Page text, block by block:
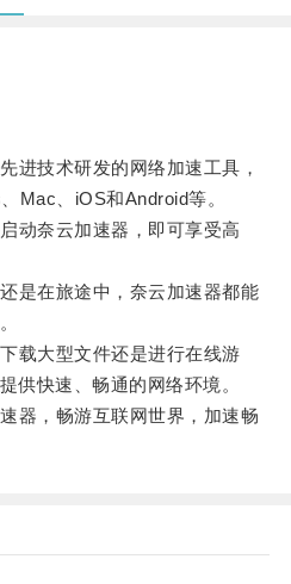
技术研发的网络加速工具，
Mac、iOS和Android等。
奈云加速器，即可享受高
在旅途中，奈云加速器都能
大型文件还是进行在线游
供快速、畅通的网络环境。
，畅游互联网世界，加速畅